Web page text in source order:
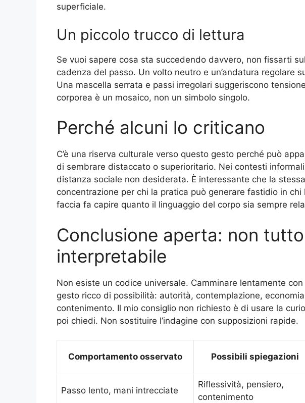
superficiale.
Un piccolo trucco di lettura
Se vuoi sapere cosa sta succedendo davvero, non fissarti
cadenza del passo. Un volto neutro e un’andatura regolare
Una mascella serrata e passi irregolari suggeriscono
corporea è un mosaico, non un simbolo singolo.
Perché alcuni lo criticano
C’è una riserva culturale verso questo gesto perché può
di sembrare distaccato o superioritario. Nei contesti
distanza sociale non desiderata. È interessante che la
concentrazione per chi la pratica può generare fastidio in
faccia fa capire quanto il linguaggio del corpo sia sempre
Conclusione aperta: non
interpretabile
Non esiste un codice universale. Camminare lentamente
gesto ricco di possibilità: autorità, contemplazione,
contenimento. Il mio consiglio non richiesto è di usare la
poi chiedi. Non sostituire l’indagine con supposizioni rapide.
Comportamento osservato Possibili spiegazioni
Passo lento, mani intrecciate
Riflessività, pensiero,
contenimento